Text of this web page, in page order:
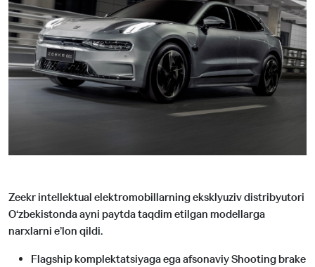
Zeekr intellektual elektromobillarning eksklyuziv distribyutori
O‘zbekistonda ayni paytda taqdim etilgan modellarga
narxlarni e’lon qildi.
Flagship komplektatsiyaga ega afsonaviy Shooting brake